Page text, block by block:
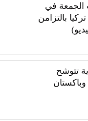
الجمعة في
بالتزامن
تتوشح
وباكستان